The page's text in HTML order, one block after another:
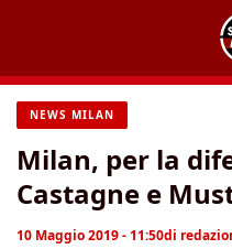
contenuto
NEWS MILAN
Milan, per la
Castagne e
10 Maggio 2019 - 11:50di